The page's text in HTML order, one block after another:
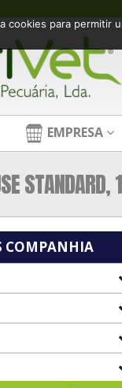
EMPRESA
COMPANHIA
cookies para permitir